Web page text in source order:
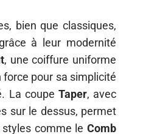
bien que classiques,
à leur modernité
, une coiffure uniforme
pour sa simplicité
La coupe Taper, avec
sur le dessus, permet
comme le Comb